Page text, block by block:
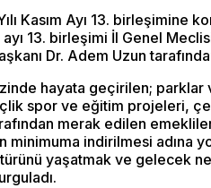
Kasım Ayı 13. birleşimine
13. birleşimi İl Genel
Dr. Adem Uzun
hayata geçirilen;
spor ve eğitim projeleri,
merak edilen
indirilmesi
yaşatmak ve gelecek